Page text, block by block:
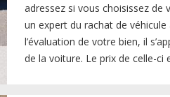
adressez si vous choisissez de
un expert du rachat de
l’évaluation de votre bien, il
de la voiture. Le prix de celle-ci